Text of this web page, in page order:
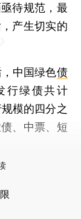
待规范，最
产生切实的
中国绿色债
行绿债共计
模的四分之
、中票、短